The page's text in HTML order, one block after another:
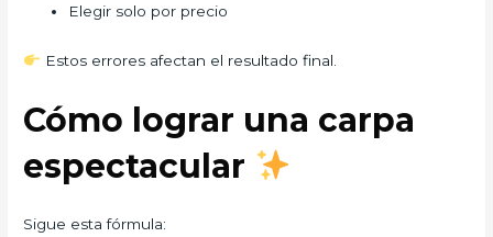
Elegir solo por precio
Estos errores afectan el resultado final.
Cómo lograr una carpa
espectacular
Sigue esta fórmula: